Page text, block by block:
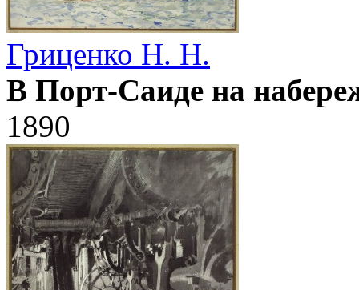
Гриценко Н. Н.
В Порт-Саиде на
1890